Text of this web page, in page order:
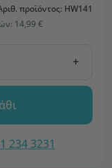
προϊόντος: HW141
14,99 €
+
234 3231